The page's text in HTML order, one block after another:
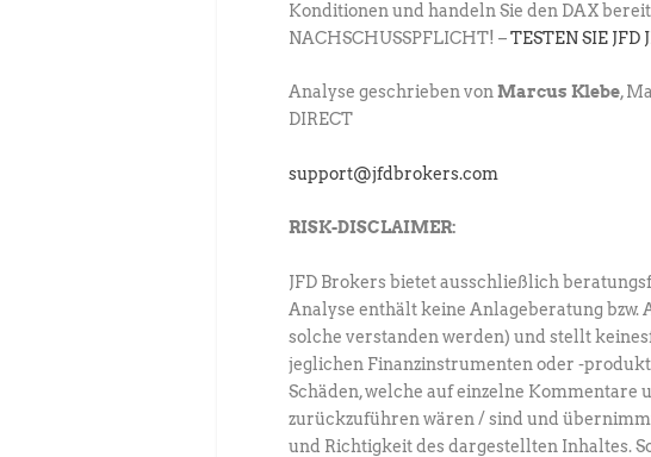
Konditionen und handeln Sie den DAX
NACHSCHUSSPFLICHT! –TESTEN SIE JFD
Analyse geschrieben vonMarcus Klebe,
DIRECT
support@jfdbrokers.com
RISK-DISCLAIMER:
JFD Brokers bietet ausschließlich
Analyse enthält keine Anlageberatung
solche verstanden werden) und stellt
jeglichen Finanzinstrumenten oder -
Schäden, welche auf einzelne Kommentare
zurückzuführen wären / sind und
und Richtigkeit des dargestellten Inhaltes.